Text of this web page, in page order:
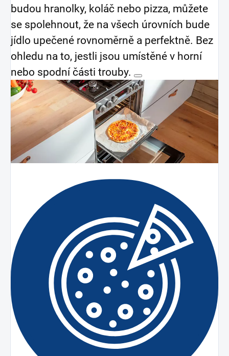
budou hranolky, koláč nebo pizza, můžete
se spolehnout, že na všech úrovních bude
jídlo upečené rovnoměrně a perfektně. Bez
ohledu na to, jestli jsou umístěné v horní
nebo spodní části trouby.